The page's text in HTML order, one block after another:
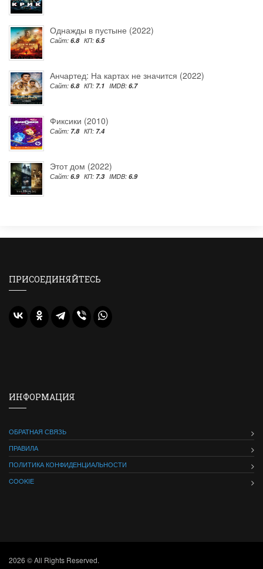
Однажды в пустыне (2022)
Сайт: 6.8 КП: 6.5
Анчартед: На картах не значится (2022)
Сайт: 6.8 КП: 7.1 IMDB: 6.7
Фиксики (2010)
Сайт: 7.8 КП: 7.4
Этот дом (2022)
Сайт: 6.9 КП: 7.3 IMDB: 6.9
ПРИСОЕДИНЯЙТЕСЬ
ИНФОРМАЦИЯ
ОБРАТНАЯ СВЯЗЬ
ПРАВИЛА
ПОЛИТИКА КОНФИДЕНЦИАЛЬНОСТИ
COOKIE
2026 © All Rights Reserved.